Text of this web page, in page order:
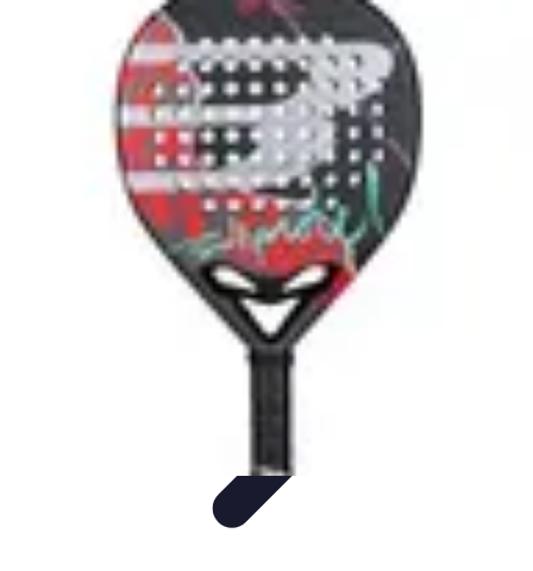
Consejos y MantenimientoGuías y TutorialesConsejos de
Guía de CompraGuías de Compra
Urgencia Alarma